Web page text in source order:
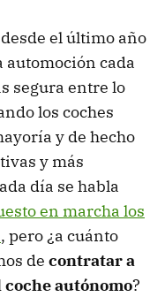
el último año
automoción cada
segura entre lo
los coches
y de hecho
y más
día se habla
en marcha los
, pero ¿a cuánto
de contratar a
autónomo?